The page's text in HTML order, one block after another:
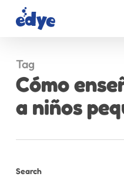
Tag
Cómo
a niños
Search